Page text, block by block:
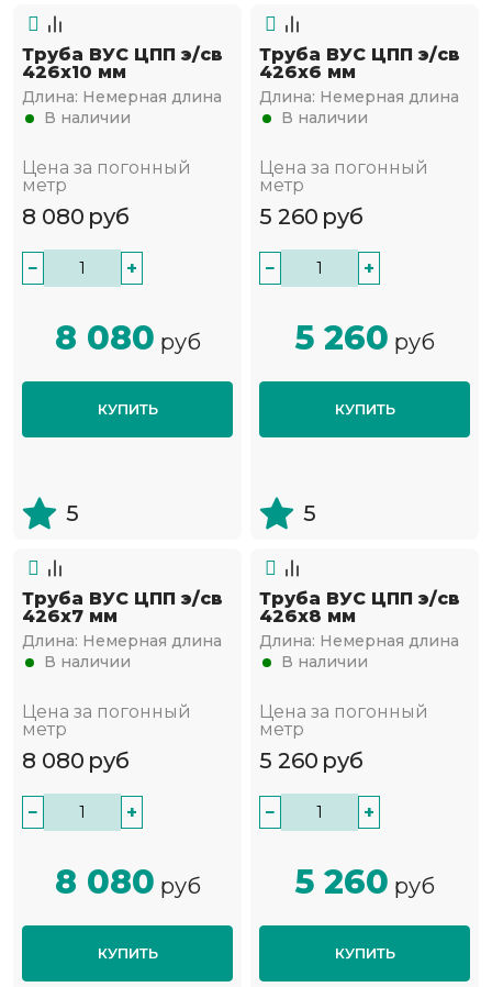
Труба ВУС ЦПП э/св
426х10 мм
Длина: Немерная длина
В наличии
Цена за погонный
метр
8 080 руб
− +
8 080 руб
КУПИТЬ
5
Труба ВУС ЦПП э/св
426х6 мм
Длина: Немерная длина
В наличии
Цена за погонный
метр
5 260 руб
− +
5 260 руб
КУПИТЬ
5
Труба ВУС ЦПП э/св
426х7 мм
Длина: Немерная длина
В наличии
Цена за погонный
метр
8 080 руб
− +
8 080 руб
КУПИТЬ
Труба ВУС ЦПП э/св
426х8 мм
Длина: Немерная длина
В наличии
Цена за погонный
метр
5 260 руб
− +
5 260 руб
КУПИТЬ